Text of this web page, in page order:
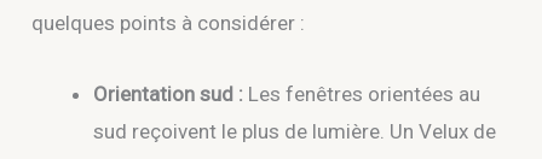
quelques points à considérer :
Orientation sud : Les fenêtres orientées au
sud reçoivent le plus de lumière. Un Velux de